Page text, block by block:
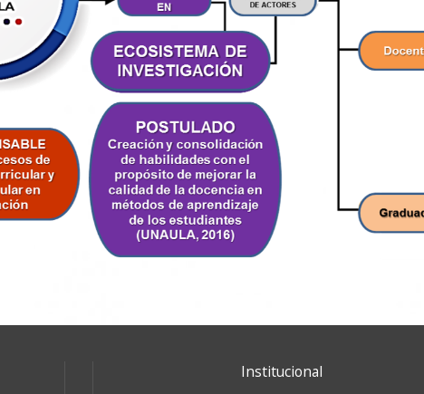
Institucional